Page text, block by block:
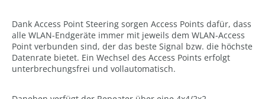
Dank Access Point Steering sorgen Access Points dafür, dass
alle WLAN-Endgeräte immer mit jeweils dem WLAN-Access
Point verbunden sind, der das beste Signal bzw. die höchste
Datenrate bietet. Ein Wechsel des Access Points erfolgt
unterbrechungsfrei und vollautomatisch.